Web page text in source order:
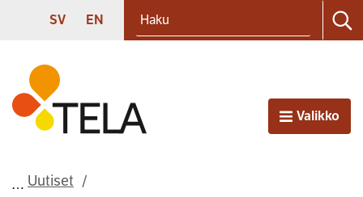
Siirry sisältöön
SVENSKA
SV ENGLISH
EN
Etusivu
AvaaValikko
Uutiset